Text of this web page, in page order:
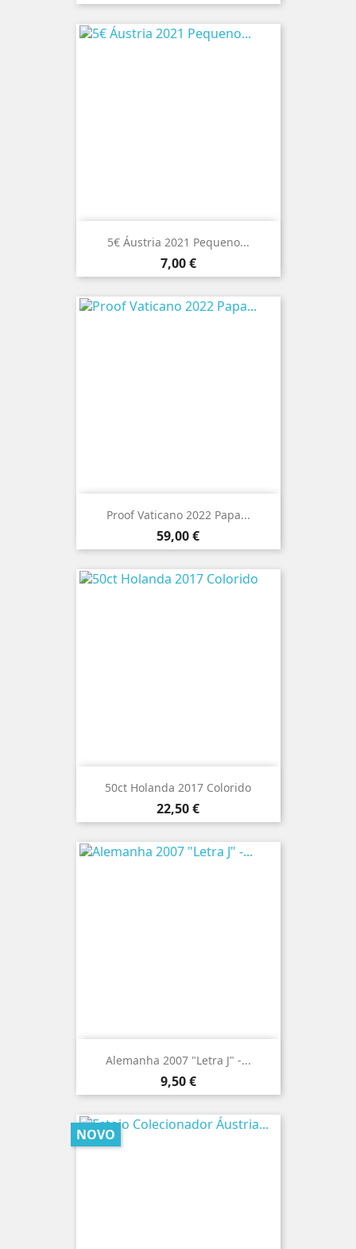
5€ Áustria 2021 Pequeno...
Preço
7,00 €
Proof Vaticano 2022 Papa...
Preço
59,00 €
50ct Holanda 2017 Colorido
Preço
22,50 €
Alemanha 2007 "Letra J" -...
Preço
9,50 €
NOVO